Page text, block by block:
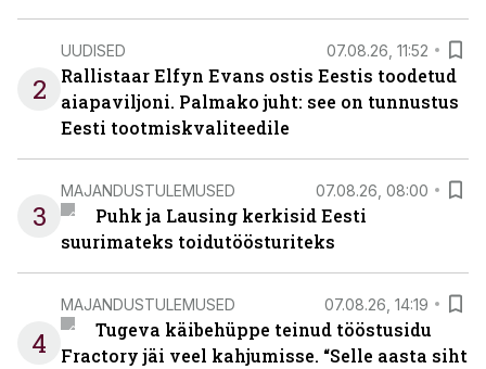
2
UUDISED 07.08.26, 11:52
Rallistaar Elfyn Evans ostis Eestis toodetud
aiapaviljoni. Palmako juht: see on tunnustus
Eesti tootmiskvaliteedile
3
MAJANDUSTULEMUSED 07.08.26, 08:00
Puhk ja Lausing kerkisid Eesti
suurimateks toidutöösturiteks
4
MAJANDUSTULEMUSED 07.08.26, 14:19
Tugeva käibehüppe teinud tööstusidu
Fractory jäi veel kahjumisse. “Selle aasta siht